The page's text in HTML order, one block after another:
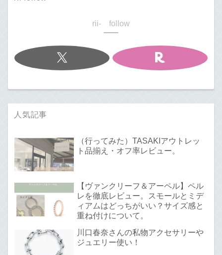
rii- follow
人気記事
（行ってみた）TASAKIアウトレッ
ト品揃え・オフ率レビュー。
【ヴァンクリーフ＆アーペル】ペル
レを徹底レビュー。スモールとミデ
ィアムはどっちがいい？サイズ感と
重ね付けについて。
川口春奈さんの私物アクセサリーや
ジュエリー使い！